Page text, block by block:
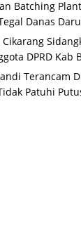
Batching
Danas
DPRD Kab
Terancam
Patuhi